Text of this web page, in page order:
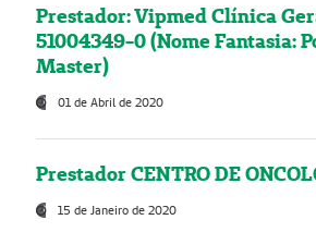
Prestador: Vipmed Clínica
51004349-0 (Nome Fantasia:
Master)
01 de Abril de 2020
Prestador CENTRO DE
15 de Janeiro de 2020